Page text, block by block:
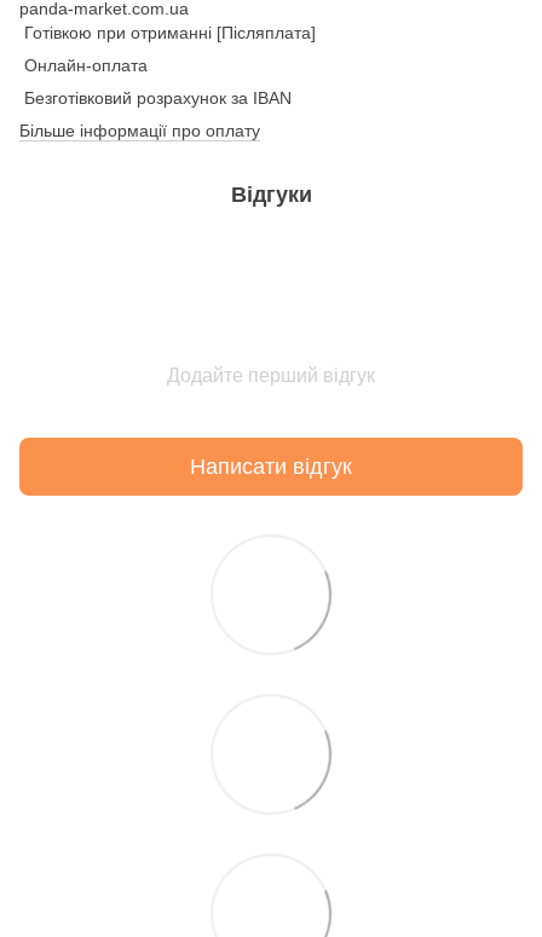
Готівкою при отриманні [Післяплата]
Онлайн-оплата
Безготівковий розрахунок за IBAN
Більше інформації про оплату
Відгуки
Додайте перший відгук
Написати відгук